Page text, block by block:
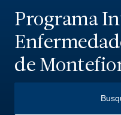
Programa
de